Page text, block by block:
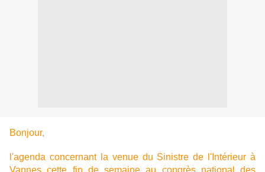
Bonjour,
l'agenda concernant la venue du Sinistre de l'Intérieur à